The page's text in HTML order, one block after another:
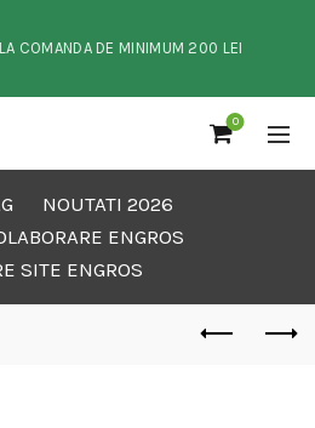
COMANDA DE MINIMUM 200 LEI
0
NOUTATI 2026
ENGROS
SITE ENGROS